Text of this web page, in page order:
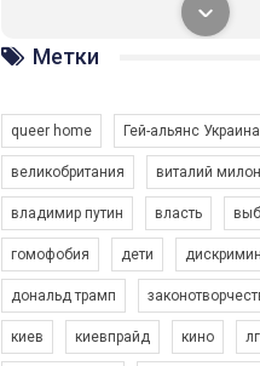
закликаємо всіх хто поділяє
солідарності, приєднатися до
підрозділи ГАУ є в 16 областях
Емоційний та вражаючий
Метки
queer home Гей-альянс Украина
великобритания виталий
владимир путин власть
гомофобия дети
дональд трамп
киев киевпрайд кино